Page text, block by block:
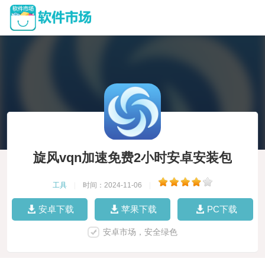
旋风vqn加速免费2小时安卓安装包
工具 时间：2024-11-06
安卓下载 苹果下载 PC下载
安卓市场，安全绿色